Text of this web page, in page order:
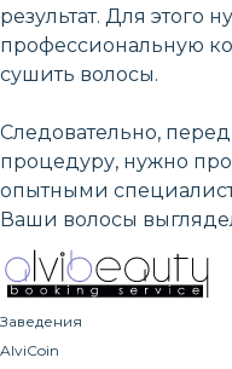
результат. Для этого
профессиональную
сушить волосы.
Следовательно,
процедуру, нужно
опытными
Ваши волосы
Заведения
AlviCoin